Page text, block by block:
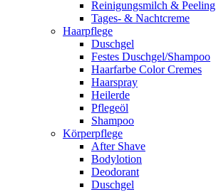
Reinigungsmilch & Peeling
Tages- & Nachtcreme
Haarpflege
Duschgel
Festes Duschgel/Shampoo
Haarfarbe Color Cremes
Haarspray
Heilerde
Pflegeöl
Shampoo
Körperpflege
After Shave
Bodylotion
Deodorant
Duschgel